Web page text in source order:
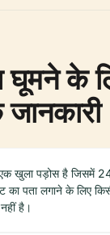
घूमने के
जानकारी
एक खुला पड़ोस है जिसमें
का पता लगाने के लिए
है।